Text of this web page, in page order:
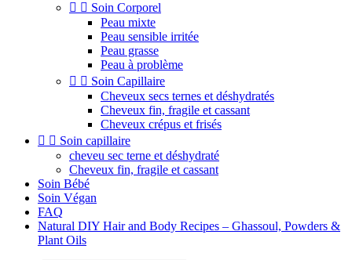
  Soin Corporel
Peau mixte
Peau sensible irritée
Peau grasse
Peau à problème
  Soin Capillaire
Cheveux secs ternes et déshydratés
Cheveux fin, fragile et cassant
Cheveux crépus et frisés
  Soin capillaire
cheveu sec terne et déshydraté
Cheveux fin, fragile et cassant
Soin Bébé
Soin Végan
FAQ
Natural DIY Hair and Body Recipes – Ghassoul, Powders &
Plant Oils